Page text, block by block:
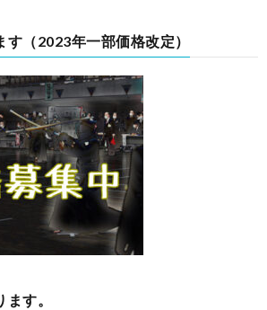
（2023年一部価格改定）
す。